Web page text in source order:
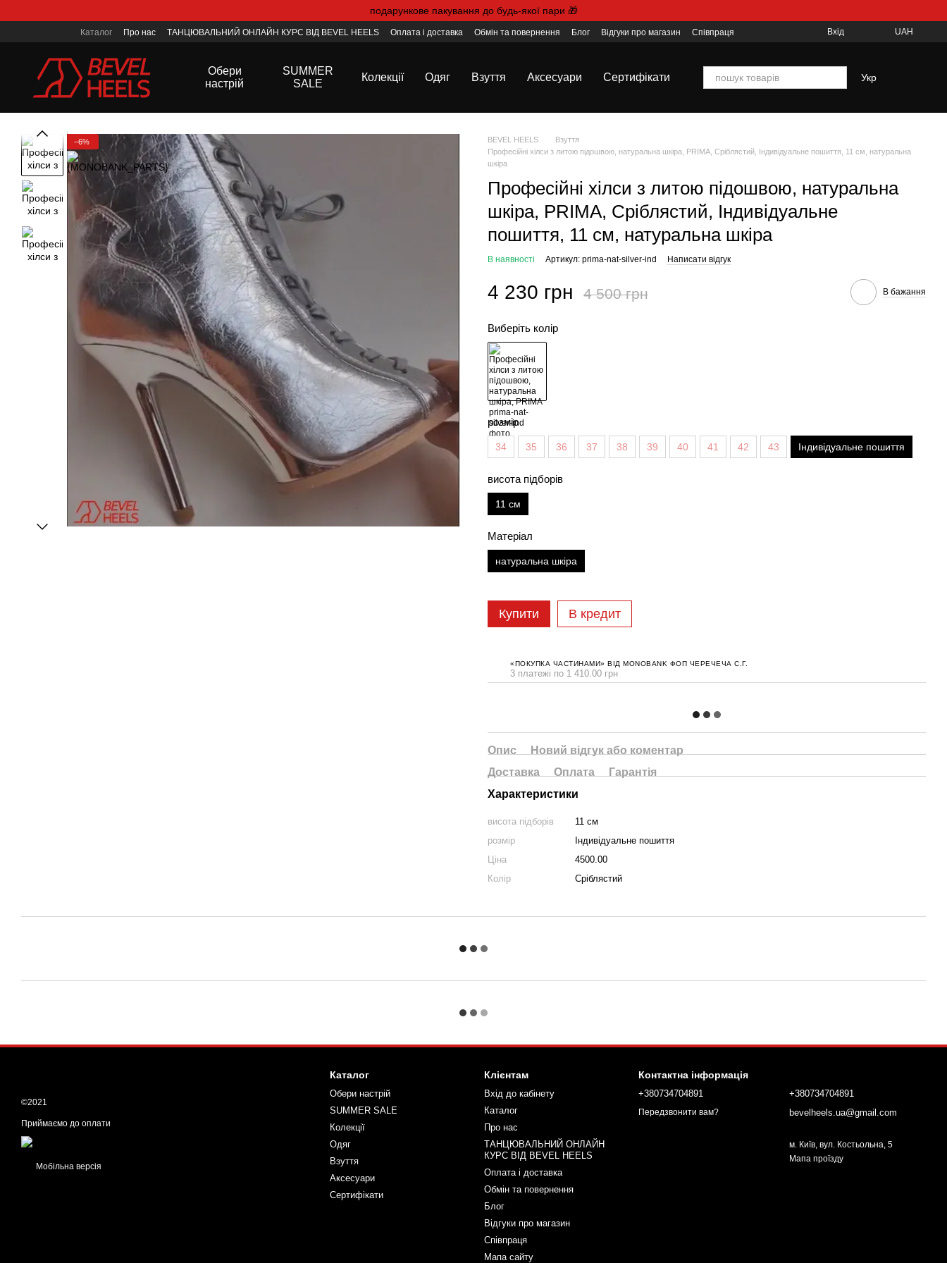
подарункове пакування до будь-якої пари 🎁
Каталог Про нас ТАНЦЮВАЛЬНИЙ ОНЛАЙН КУРС ВІД BEVEL HEELS Оплата і доставка Обмін та повернення Блог Відгуки про магазин
Співпраця
Вхід UAH
Обери
настрій
SUMMER
SALE
Колекції Одяг Взуття Аксесуари Сертифікати Укр
−6% BEVEL HEELS
Взуття
Професійні хілси з литою підошвою, натуральна шкіра, PRIMA, Сріблястий, Індивідуальне пошиття, 11 см, натуральна
шкіра
Професійні хілси з литою підошвою, натуральна
шкіра, PRIMA, Сріблястий, Індивідуальне
пошиття, 11 см, натуральна шкіра
В наявності Артикул: prima-nat-silver-ind Написати відгук
4 230 грн 4 500 грн В бажання
Виберіть колір
розмір
34 35 36 37 38 39 40 41 42 43 Індивідуальне пошиття
висота підборів
11 см
Матеріал
натуральна шкіра
Купити В кредит
«ПОКУПКА ЧАСТИНАМИ» ВІД MONOBANK ФОП ЧЕРЕЧЕЧА С.Г.
3 платежі по 1 410.00 грн
Опис
Новий відгук або коментар
Доставка
Оплата
Гарантія
Характеристики
висота підборів
11 см
розмір
Індивідуальне пошиття
Ціна
4500.00
Колір
Сріблястий
©2021
Приймаємо до оплати
Мобільна версія
Каталог
Обери настрій
SUMMER SALE
Колекції
Одяг
Взуття
Аксесуари
Сертифікати
Клієнтам
Вхід до кабінету
Каталог
Про нас
ТАНЦЮВАЛЬНИЙ ОНЛАЙН
КУРС ВІД BEVEL HEELS
Оплата і доставка
Обмін та повернення
Блог
Відгуки про магазин
Співпраця
Мапа сайту
Контактна інформація
+380734704891
Передзвонити вам?
+380734704891
bevelheels.ua@gmail.com
м. Київ, вул. Костьольна, 5
Мапа проїзду